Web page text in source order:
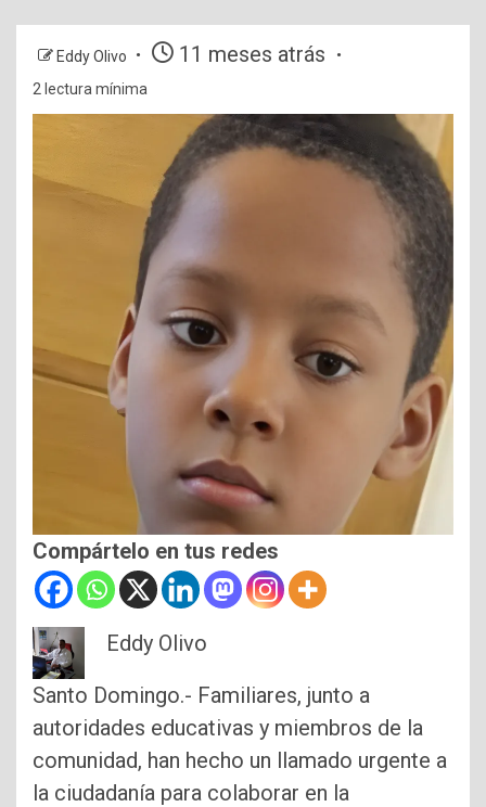
Eddy Olivo 11 meses atrás
2 lectura mínima
Compártelo en tus redes
Eddy Olivo
Santo Domingo.- Familiares, junto a
autoridades educativas y miembros de la
comunidad, han hecho un llamado urgente a
la ciudadanía para colaborar en la